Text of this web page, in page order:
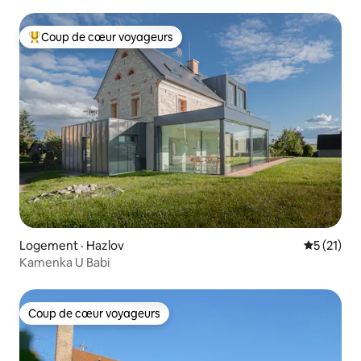
Coup de cœur voyageurs parmi les plus aimés
Coup de cœur voyageurs
Logement · Hazlov Note
5 (21)
Kamenka U Babi
Coup de cœur voyageurs
Coup de cœur voyageurs